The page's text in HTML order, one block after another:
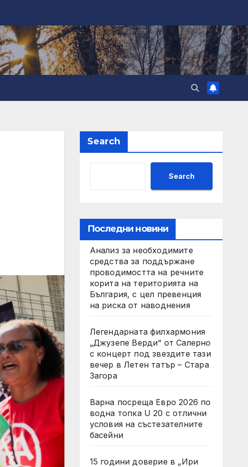
Search
Search
Последни новини
Анализ за необходимите
средства за поддържане
проводимостта на речните
корита на територията на
България, с цел превенция
на риска от наводнения
Легендарната филхармония
„Джузепе Верди“ от Салерно
с концерт под звездите тази
вечер в Летен татър – Стара
Загора
Варна посреща Евро 2026 по
водна топка U 20 с отлични
условия на състезателните
басейни
15 години доверие в „Ири